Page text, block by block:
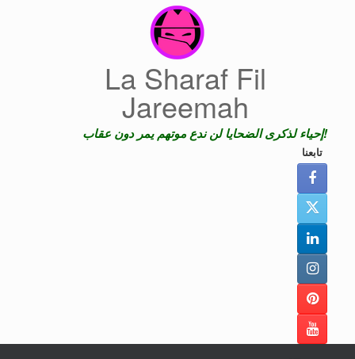
La Sharaf Fil
Jareemah
إحياء لذكرى الضحايا لن ندع موتهم يمر دون عقاب!
تابعنا